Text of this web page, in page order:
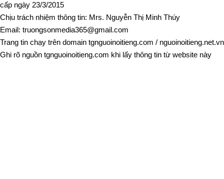
cấp ngày 23/3/2015
Chịu trách nhiệm thông tin: Mrs. Nguyễn Thị Minh Thúy
Email: truongsonmedia365@gmail.com
Trang tin chạy trên domain tgnguoinoitieng.com / nguoinoitieng.net.vn
Ghi rõ nguồn tgnguoinoitieng.com khi lấy thông tin từ website này